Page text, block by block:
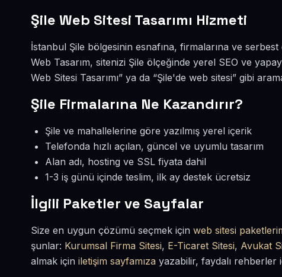
Şile Web Sitesi Tasarımı Hizmeti
İstanbul Şile bölgesinin esnafına, firmalarına ve
Web Tasarım, sitenizi Şile ölçeğinde yerel SEO ve
Web Sitesi Tasarımı” ya da “Şile'de web sitesi” gibi
Şile Firmalarına Ne Kazandırır?
Şile ve mahallelerine göre yazılmış yerel içerik
Telefonda hızlı açılan, güncel ve uyumlu tasarım
Alan adı, hosting ve SSL fiyata dahil
1-3 iş günü içinde teslim, ilk ay destek ücretsiz
İlgili Paketler ve Sayfalar
Size en uygun çözümü seçmek için web sitesi
şunlar: Kurumsal Firma Sitesi, E-Ticaret Sitesi, Avukat
almak için iletişim sayfamıza yazabilir, faydalı rehberler